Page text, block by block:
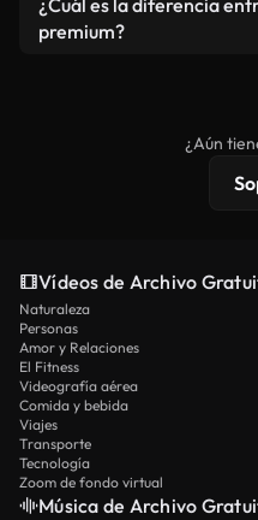
vídeos. Solo asegúrese
¿Cuál es la diferencia
premium?
protecciones de¿Aún
Vídeos de Archivo
Naturaleza
Personas
Amor y Relaciones
El Fitness
Videografía aérea
Comida y bebida
Viajes
Transporte
Tecnología
Zoom de fondo virtual
Música de Archivo